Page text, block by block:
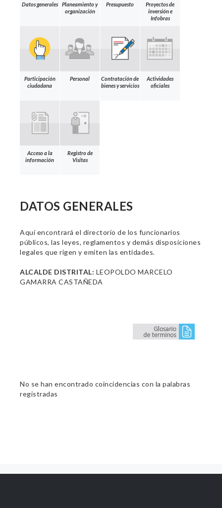
Datos generales
Planeamiento y
organización
Presupuesto
Proyectos de
inversión e
Infobras
Participación
ciudadana
Personal
Contratación de
bienes y servicios
Actividades
oficiales
Acceso a la
información
Registro de
Visitas
DATOS GENERALES
Aquí encontrará el directorio de los funcionarios
públicos, las leyes, reglamentos y demás disposiciones
legales que rigen y emiten las entidades.
ALCALDE DISTRITAL: LEOPOLDO MARCELO
GAMARRA CASTAÑEDA
No se han encontrado coincidencias con la palabras
registradas